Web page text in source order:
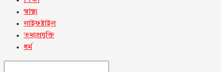
স্বাস্থ্য
লাইফষ্টাইল
তথ্যপ্রযুক্তি
ধর্ম